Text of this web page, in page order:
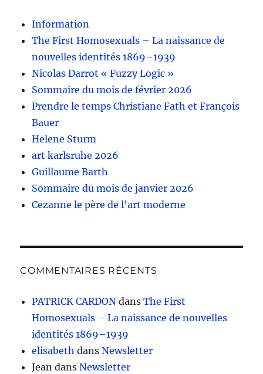
Information
The First Homosexuals – La naissance de
nouvelles identités 1869–1939
Nicolas Darrot « Fuzzy Logic »
Sommaire du mois de février 2026
Prendre le temps Christiane Fath et François
Bauer
Helene Sturm
art karlsruhe 2026
Guillaume Barth
Sommaire du mois de janvier 2026
Cezanne le père de l’art moderne
COMMENTAIRES RÉCENTS
PATRICK CARDON dansThe First
Homosexuals – La naissance de nouvelles
identités 1869–1939
elisabeth dansNewsletter
Jean dansNewsletter